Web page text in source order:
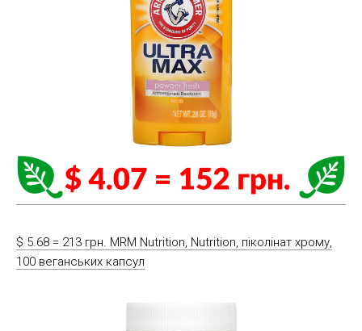
$ 5.68 = 213 грн. MRM Nutrition, Nutrition, піколінат хрому,
100 веганських капсул